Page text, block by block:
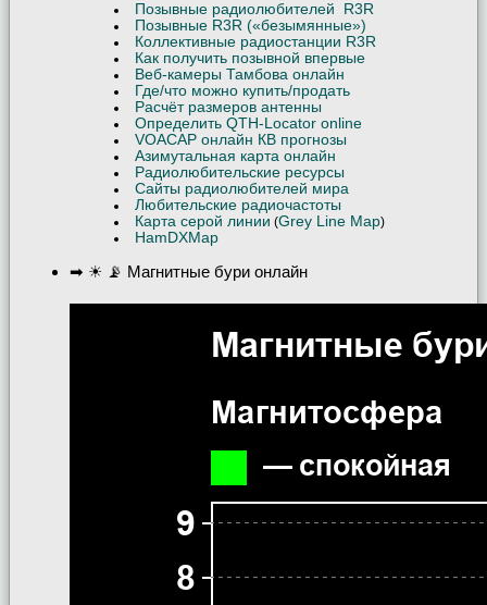
Позывные радиолюбителей R3R
Позывные R3R («безымянные»)
Коллективные радиостанции R3R
Как получить позывной впервые
Веб-камеры Тамбова онлайн
Где/что можно купить/продать
Расчёт размеров антенны
Определить QTH-Locator online
VOACAP онлайн КВ прогнозы
Азимутальная карта онлайн
Радиолюбительские ресурсы
Сайты радиолюбителей мира
Любительские радиочастоты
Карта серой линии (Grey Line Map)
HamDXMap
➡ ☀ 📡 Магнитные бури онлайн